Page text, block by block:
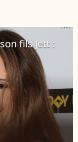
fils Jett :